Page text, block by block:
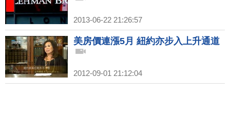
2013-06-22 21:26:57
美房價連漲5月 紐約亦步入上升通道
2012-09-01 21:12:04